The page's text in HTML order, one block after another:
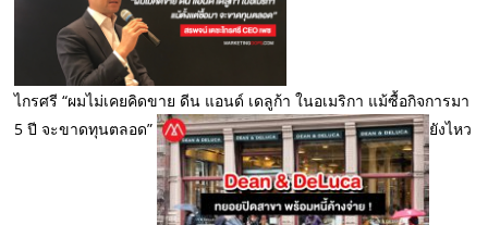
ไกรศรี “ผมไม่เคยคิดขาย ดีน แอนด์ เดลูก้า ในอเมริกา แม้ซื้อกิจการมา
5 ปี จะขาดทุนตลอด”
ยังไหว